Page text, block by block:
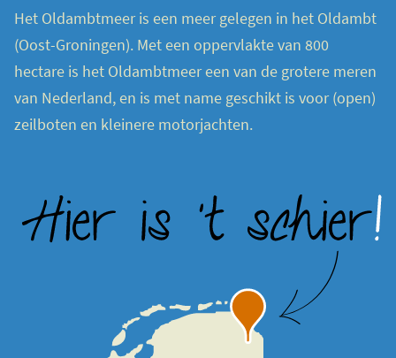
Het Oldambtmeer is een meer gelegen in het Oldambt
(Oost-Groningen). Met een oppervlakte van 800
hectare is het Oldambtmeer een van de grotere meren
van Nederland, en is met name geschikt is voor (open)
zeilboten en kleinere motorjachten.